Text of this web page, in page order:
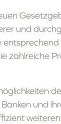
und
zahlreiche
und